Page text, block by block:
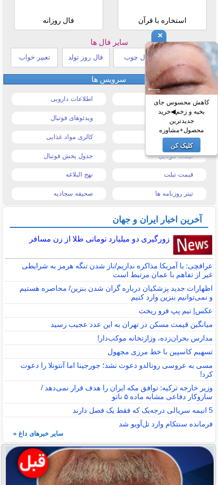
استخاره با قرآن فال روزانه
سایر فال ها
طالع بینی هندی فال چوب فال روز تولد تعبیر خواب
سرویس ها
اطلاعات دارویی
قیمت طلا و سکه ویدئوهای فوتبال
قیمت دلار کالری مواد غذایی
قیمت موبایل جدول پخش فوتبال
قیمت تبلت نهج البلاغه
تیتر روزنامه ها صحیفه سجادیه
آخرین اخبار ایران و جهان
زورگیری دو میلیارد تومانی طلا از زن مسافر
عراقچی: با آمریکا مذاکره نداریم/باز شدن تنگه هرمز به شرایطی
غیر از تفاهم با عمان مرتبط است
اظهارات جدید پزشکیان درباره گران شدن بنزین/ محاصره هستیم
و نمی‌توانیم بنزین وارد کنیم
عکس| تیم پپ فرو ریخت
میانگین قیمت مسکن در تهران به این عدد عجیب رسید
مدارس بحران‌زده، وزارتخانه موکب‌دار!
تسهیم کاسپین با خط مرزی مجهول
مسی به عروسی رونالدو دعوت نشد؛ جورجینا اما آنتونلا را دعوت
کرد!
وزیر خارجه ترکیه: توافق مکه ایران را هدف قرار نمی‌دهد /
سازوکار دفاعی مشابه ماده ۵ ناتو
5 انیمه سریالی درجه‌یک که فقط یک فصل دارند
فرمانده سنتکام وارد تل‌آویو شد
سایر خبرهای داغ »
×
کاهش محسوس جای
بخیه و زخم◀خرید
جدیدترین
محصول+مشاوره
کلیک کن